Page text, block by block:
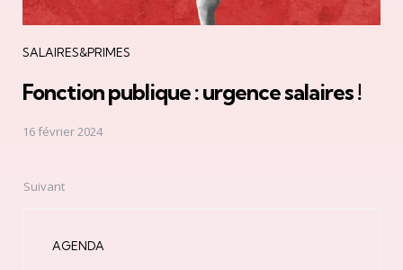
SALAIRES&PRIMES
Fonction publique : urgence salaires !
16 février 2024
Suivant
AGENDA